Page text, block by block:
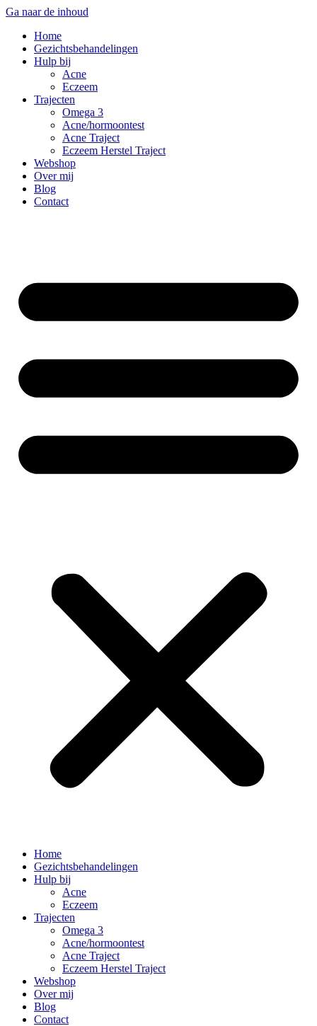
Ga naar de inhoud
Home
Gezichtsbehandelingen
Hulp bij
Acne
Eczeem
Trajecten
Omega 3
Acne/hormoontest
Acne Traject
Eczeem Herstel Traject
Webshop
Over mij
Blog
Contact
Home
Gezichtsbehandelingen
Hulp bij
Acne
Eczeem
Trajecten
Omega 3
Acne/hormoontest
Acne Traject
Eczeem Herstel Traject
Webshop
Over mij
Blog
Contact